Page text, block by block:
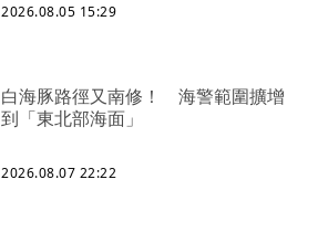
2026.08.05 15:29
白海豚路徑又南修！ 海警範圍擴增
到「東北部海面」
2026.08.07 22:22